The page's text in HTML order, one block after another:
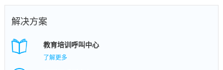
解决方案
教育培训呼叫中心
了解更多